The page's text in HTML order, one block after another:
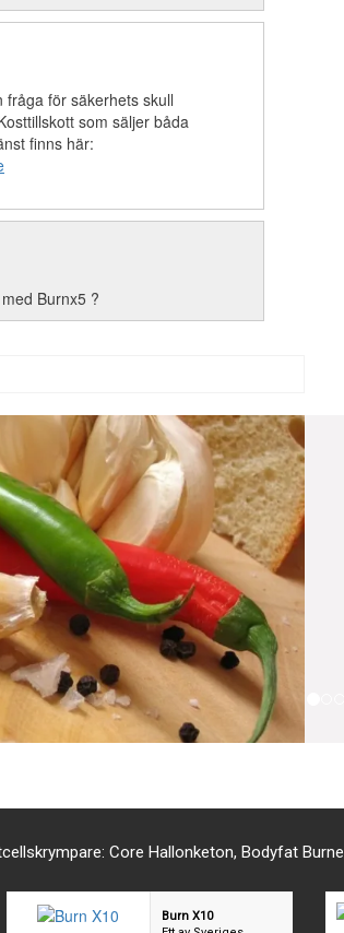
fråga för säkerhets skull
som säljer båda
finns här:
Burnx5 ?
Core Hallonketon, Bodyfat Burne
Burn X10